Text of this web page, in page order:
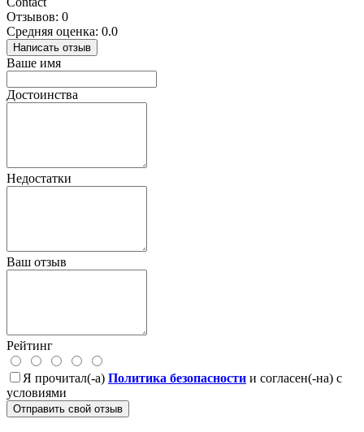
Отзывов: 0
Средняя оценка: 0.0
Написать отзыв
Ваше имя
Достоинства
Недостатки
Ваш отзыв
Рейтинг
Я прочитал(-а) Политика безопасности и согласен(-на) с
условиями
Отправить свой отзыв